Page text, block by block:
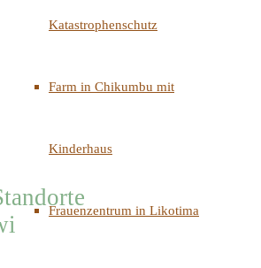
Katastrophenschutz
Farm in Chikumbu mit
Kinderhaus
Frauenzentrum in Likotima